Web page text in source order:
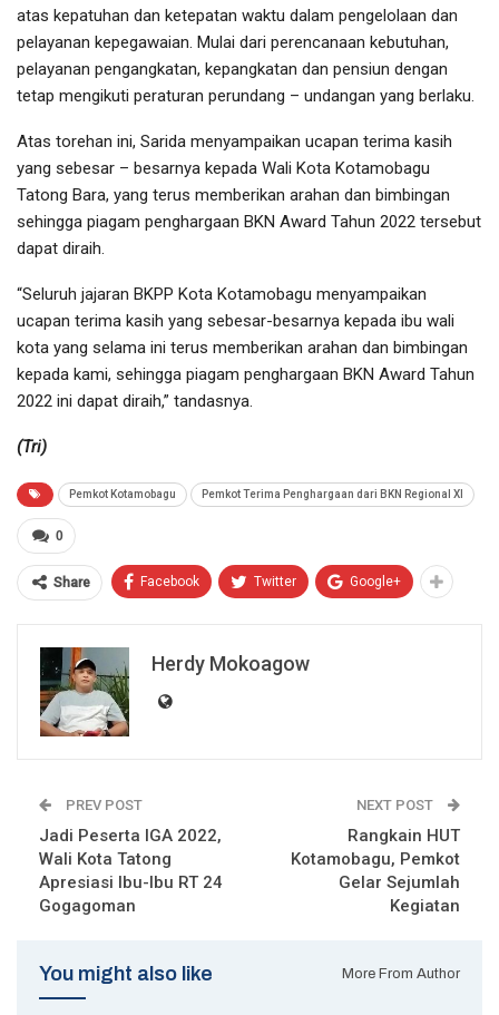
atas kepatuhan dan ketepatan waktu dalam pengelolaan dan
pelayanan kepegawaian. Mulai dari perencanaan kebutuhan,
pelayanan pengangkatan, kepangkatan dan pensiun dengan
tetap mengikuti peraturan perundang – undangan yang berlaku.
Atas torehan ini, Sarida menyampaikan ucapan terima kasih
yang sebesar – besarnya kepada Wali Kota Kotamobagu
Tatong Bara, yang terus memberikan arahan dan bimbingan
sehingga piagam penghargaan BKN Award Tahun 2022 tersebut
dapat diraih.
“Seluruh jajaran BKPP Kota Kotamobagu menyampaikan
ucapan terima kasih yang sebesar-besarnya kepada ibu wali
kota yang selama ini terus memberikan arahan dan bimbingan
kepada kami, sehingga piagam penghargaan BKN Award Tahun
2022 ini dapat diraih,” tandasnya.
(Tri)
Pemkot Kotamobagu Pemkot Terima Penghargaan dari BKN Regional XI
0
Share Facebook Twitter Google+
Herdy Mokoagow
PREV POST
Jadi Peserta IGA 2022,
Wali Kota Tatong
Apresiasi Ibu-Ibu RT 24
Gogagoman
NEXT POST
Rangkain HUT
Kotamobagu, Pemkot
Gelar Sejumlah
Kegiatan
You might also like More From Author